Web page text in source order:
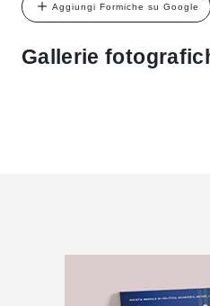
Aggiungi Formiche su Google
Gallerie